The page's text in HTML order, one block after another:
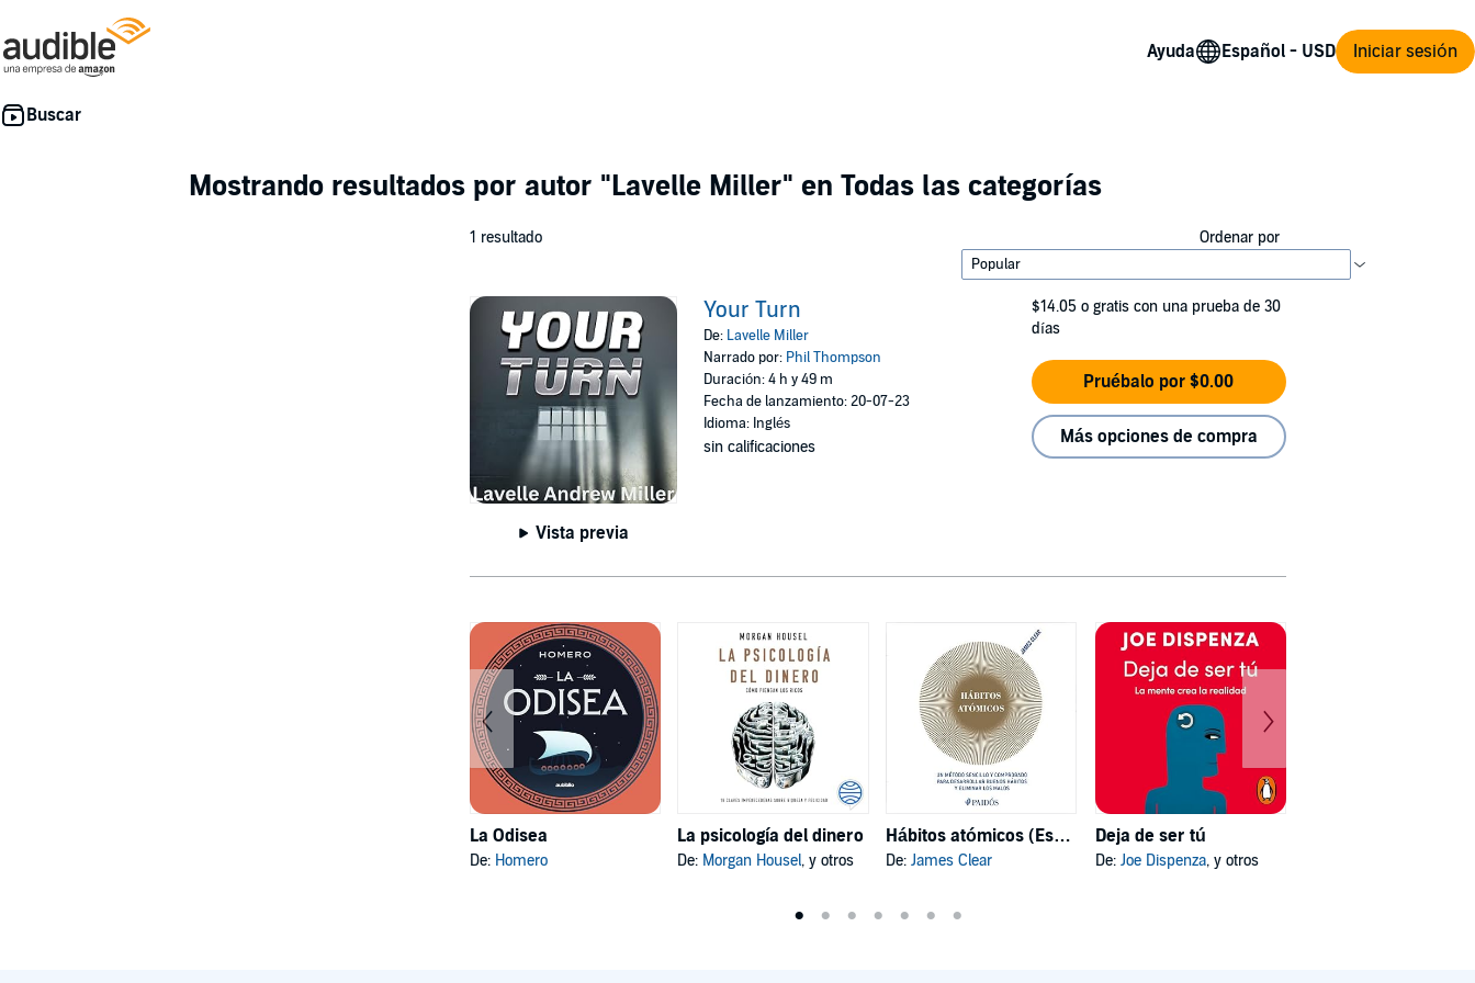
Ayuda Iniciar sesión
Mostrando resultados por autor "Lavelle Miller" en Todas las categorías
1 resultado Ordenar por
Vista previa
Your Turn
De: Lavelle Miller
Narrado por: Phil Thompson
Duración: 4 h y 49 m
Fecha de lanzamiento: 20-07-23
Idioma: Inglés
sin calificaciones
$14.05 o gratis con una prueba de 30
días
Pruébalo por $0.00
Más opciones de compra
La Odisea
De: Homero
La psicología del dinero
De: Morgan Housel, y otros
Hábitos atómicos (Español neutro)
De: James Clear
Deja de ser tú
De: Joe Dispenza, y otros